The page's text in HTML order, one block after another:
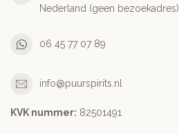
Nederland (geen bezoekadres)
06 45 77 07 89
info@puurspirits.nl
KVK nummer: 82501491